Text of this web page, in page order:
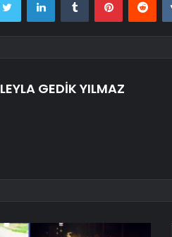
LEYLA GEDİK YILMAZ